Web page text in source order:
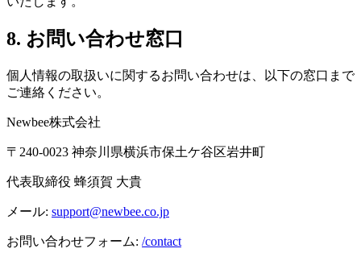
8. お問い合わせ窓口
個人情報の取扱いに関するお問い合わせは、以下の窓口まで
ご連絡ください。
Newbee株式会社
〒240-0023 神奈川県横浜市保土ケ谷区岩井町
代表取締役 蜂須賀 大貴
メール: support@newbee.co.jp
お問い合わせフォーム: /contact